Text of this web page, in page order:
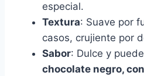
especial.
Textura: Suave por
casos, crujiente por
Sabor: Dulce y
chocolate negro,